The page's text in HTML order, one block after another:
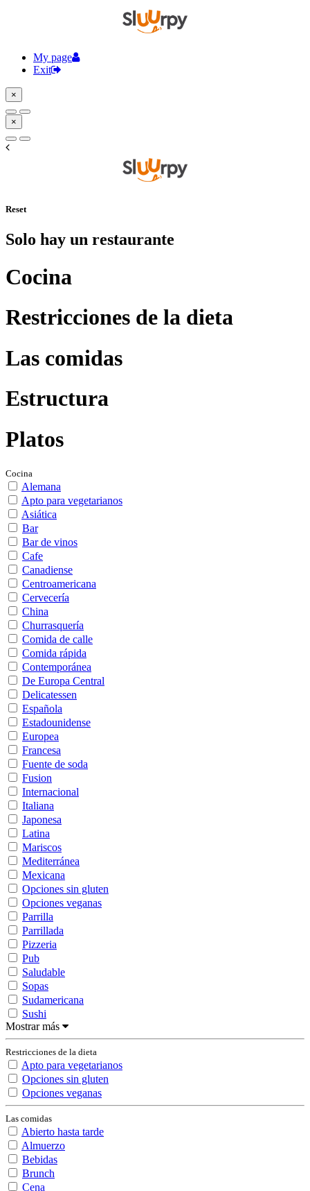
My page
Exit
×
×
Reset
Solo hay un restaurante
Cocina
Restricciones de la dieta
Las comidas
Estructura
Platos
Cocina
Alemana
Apto para vegetarianos
Asiática
Bar
Bar de vinos
Cafe
Canadiense
Centroamericana
Cervecería
China
Churrasquería
Comida de calle
Comida rápida
Contemporánea
De Europa Central
Delicatessen
Española
Estadounidense
Europea
Francesa
Fuente de soda
Fusion
Internacional
Italiana
Japonesa
Latina
Mariscos
Mediterránea
Mexicana
Opciones sin gluten
Opciones veganas
Parrilla
Parrillada
Pizzeria
Pub
Saludable
Sopas
Sudamericana
Sushi
Mostrar más
Restricciones de la dieta
Apto para vegetarianos
Opciones sin gluten
Opciones veganas
Las comidas
Abierto hasta tarde
Almuerzo
Bebidas
Brunch
Cena